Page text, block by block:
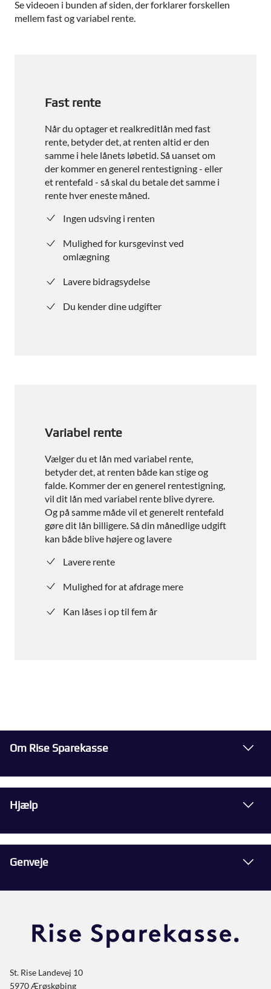
Se videoen i bunden af siden, der forklarer forskellen
mellem fast og variabel rente.
Fast rente
Når du optager et realkreditlån med fast
rente, betyder det, at renten altid er den
samme i hele lånets løbetid. Så uanset om
der kommer en generel rentestigning - eller
et rentefald - så skal du betale det samme i
rente hver eneste måned.
Ingen udsving i renten
Mulighed for kursgevinst ved
omlægning
Lavere bidragsydelse
Du kender dine udgifter
Variabel rente
Vælger du et lån med variabel rente,
betyder det, at renten både kan stige og
falde. Kommer der en generel rentestigning,
vil dit lån med variabel rente blive dyrere.
Og på samme måde vil et generelt rentefald
gøre dit lån billigere. Så din månedlige udgift
kan både blive højere og lavere
Lavere rente
Mulighed for at afdrage mere
Kan låses i op til fem år
Om Rise Sparekasse
Hjælp
Genveje
St. Rise Landevej 10
5970 Ærøskøbing